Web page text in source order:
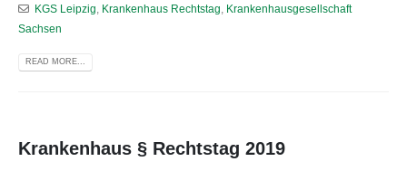
KGS Leipzig
Krankenhaus Rechtstag
Krankenhausgesellschaft
Sachsen
READ MORE...
Krankenhaus § Rechtstag 2019